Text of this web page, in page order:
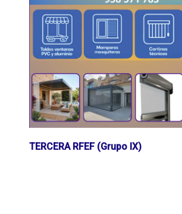
TERCERA RFEF (Grupo IX)